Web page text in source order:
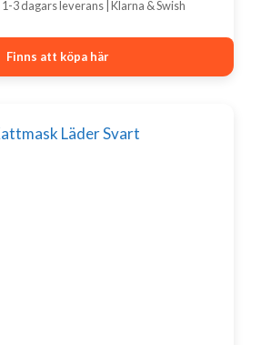
3 dagars leverans | Klarna & Swish
Finns att köpa här